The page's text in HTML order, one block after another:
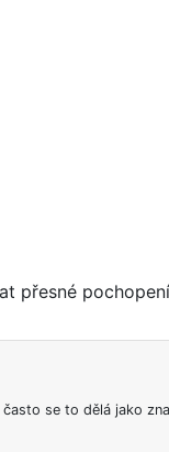
přesné
se to dělá jako